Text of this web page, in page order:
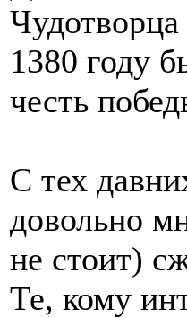
1380 году
честь
С тех
довольно
не стоит)
Те, кому